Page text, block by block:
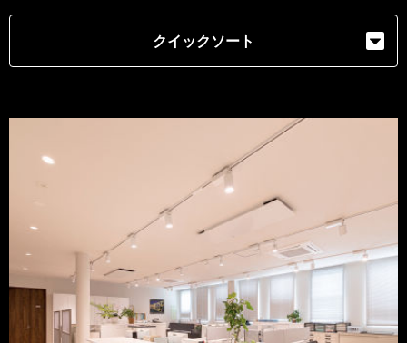
クイックソート